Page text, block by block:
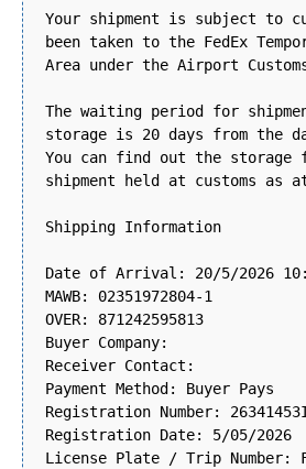
Your shipment is subject to
been taken to the FedEx
Area under the Airport
The waiting period for
storage is 20 days from the
You can find out the storage
shipment held at customs as
Shipping Information
Date of Arrival: 20/5/2026
MAWB: 02351972804-1
OVER: 871242595813
Buyer Company:
Receiver Contact:
Payment Method: Buyer Pays
Registration Number:
Registration Date: 5/05/2026
License Plate / Trip Number: